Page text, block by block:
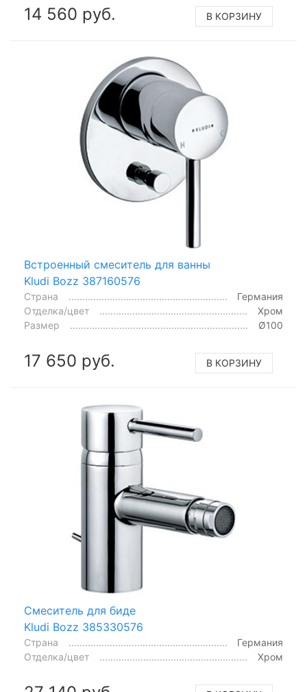
14 560 руб. В КОРЗИНУ
Встроенный смеситель для ванны
Kludi Bozz 387160576
Страна
Германия
Отделка/цвет
Хром
Размер
Ø100
17 650 руб. В КОРЗИНУ
Смеситель для биде
Kludi Bozz 385330576
Страна
Германия
Отделка/цвет
Хром